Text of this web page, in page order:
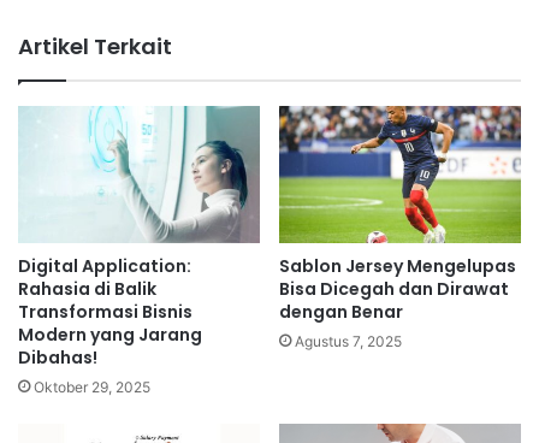
Artikel Terkait
Digital Application:
Rahasia di Balik
Transformasi Bisnis
Modern yang Jarang
Dibahas!
Oktober 29, 2025
Sablon Jersey Mengelupas
Bisa Dicegah dan Dirawat
dengan Benar
Agustus 7, 2025